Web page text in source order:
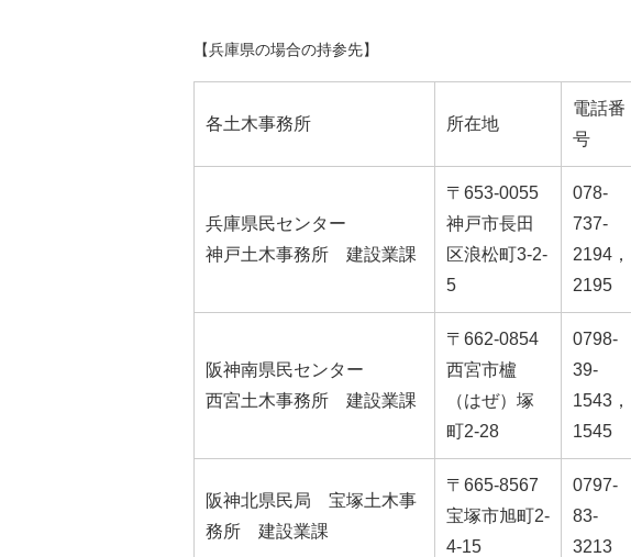
【兵庫県の場合の持参先】
各土木事務所 所在地
電話番
号
兵庫県民センター
神戸土木事務所 建設業課
〒653-0055
神戸市長田
区浪松町3-2-
5
078-
737-
2194，
2195
阪神南県民センター
西宮土木事務所 建設業課
〒662-0854
西宮市櫨
（はぜ）塚
町2-28
0798-
39-
1543，
1545
阪神北県民局 宝塚土木事
務所 建設業課
〒665-8567
宝塚市旭町2-
4-15
0797-
83-
3213